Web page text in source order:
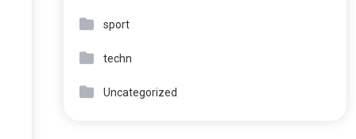
sport
techn
Uncategorized